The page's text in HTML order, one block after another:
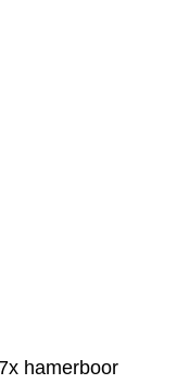
hamerboor